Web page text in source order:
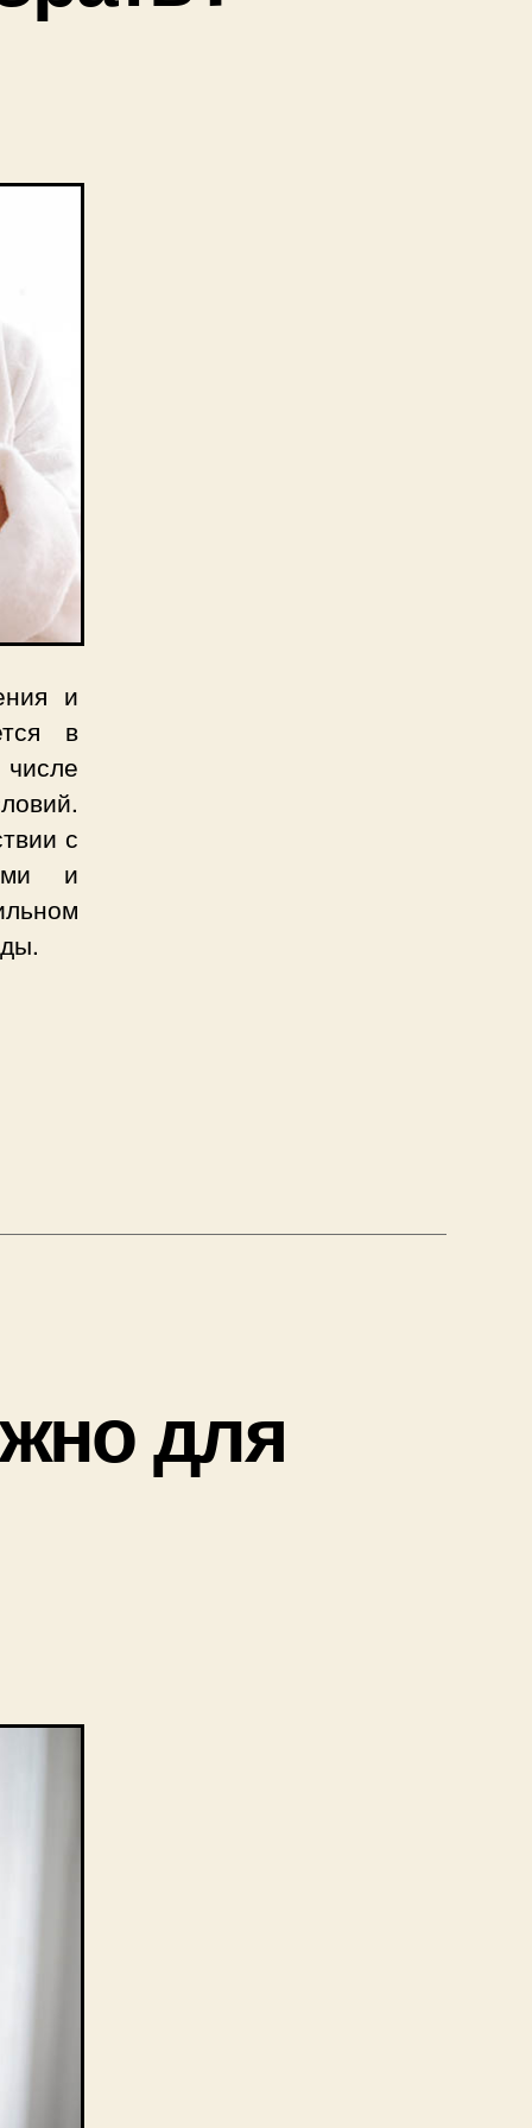
и
в
с
и
для